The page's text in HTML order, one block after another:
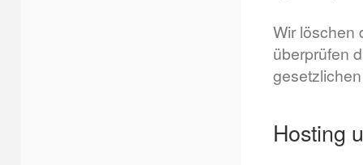
Wir löschen
überprüfen
Hosting